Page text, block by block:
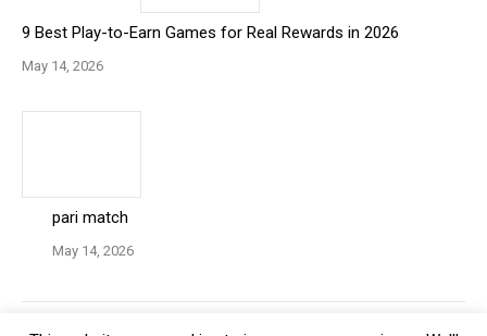
9 Best Play-to-Earn Games for Real Rewards in 2026
May 14, 2026
pari match
May 14, 2026